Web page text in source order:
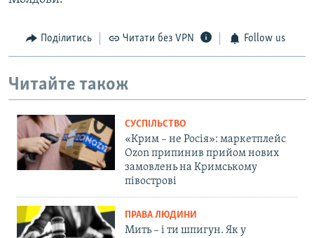
Поділитись Читати без VPN Follow us
Читайте також
СУСПІЛЬСТВО
«Крим – не Росія»: маркетплейс
Ozon припинив прийом нових
замовлень на Кримському
півострові
ПРАВА ЛЮДИНИ
Мить – і ти шпигун. Як у